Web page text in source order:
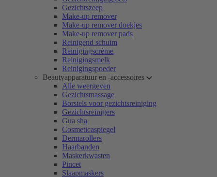
Gezichtszeep
Make-up remover
Make-up remover doekjes
Make-up remover pads
Reinigend schuim
Reinigingscrème
Reinigingsmelk
Reinigingspoeder
Beautyapparatuur en -accessoires
Alle weergeven
Gezichtsmassage
Borstels voor gezichtsreiniging
Gezichtsreinigers
Gua sha
Cosmeticaspiegel
Dermarollers
Haarbanden
Maskerkwasten
Pincet
Slaapmaskers